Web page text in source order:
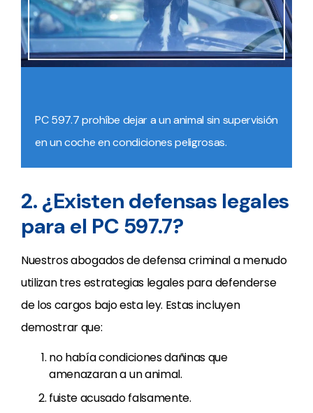
PC 597.7 prohíbe dejar a un animal sin supervisión
en un coche en condiciones peligrosas.
2. ¿Existen defensas legales
para el PC 597.7?
Nuestros abogados de defensa criminal a menudo
utilizan tres estrategias legales para defenderse
de los cargos bajo esta ley. Estas incluyen
demostrar que:
no había condiciones dañinas que
amenazaran a un animal.
fuiste acusado falsamente.